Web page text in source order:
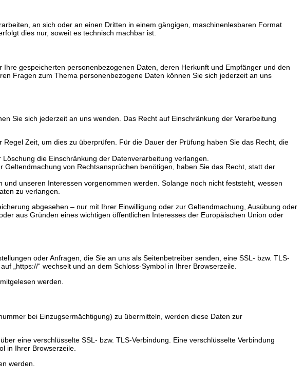
an sich oder an einen Dritten in einem gängigen, maschinenlesbaren Format
dies nur, soweit es technisch machbar ist.
gespeicherten personenbezogenen Daten, deren Herkunft und Empfänger und den
Fragen zum Thema personenbezogene Daten können Sie sich jederzeit an uns
Sie sich jederzeit an uns wenden. Das Recht auf Einschränkung der Verarbeitung
Zeit, um dies zu überprüfen. Für die Dauer der Prüfung haben Sie das Recht, die
die Einschränkung der Datenverarbeitung verlangen.
von Rechtsansprüchen benötigen, haben Sie das Recht, statt der
unseren Interessen vorgenommen werden. Solange noch nicht feststeht, wessen
zu verlangen.
abgesehen – nur mit Ihrer Einwilligung oder zur Geltendmachung, Ausübung oder
aus Gründen eines wichtigen öffentlichen Interesses der Europäischen Union oder
oder Anfragen, die Sie an uns als Seitenbetreiber senden, eine SSL- bzw. TLS-
„https://“ wechselt und an dem Schloss-Symbol in Ihrer Browserzeile.
werden.
bei Einzugsermächtigung) zu übermitteln, werden diese Daten zur
eine verschlüsselte SSL- bzw. TLS-Verbindung. Eine verschlüsselte Verbindung
in Ihrer Browserzeile.
werden.